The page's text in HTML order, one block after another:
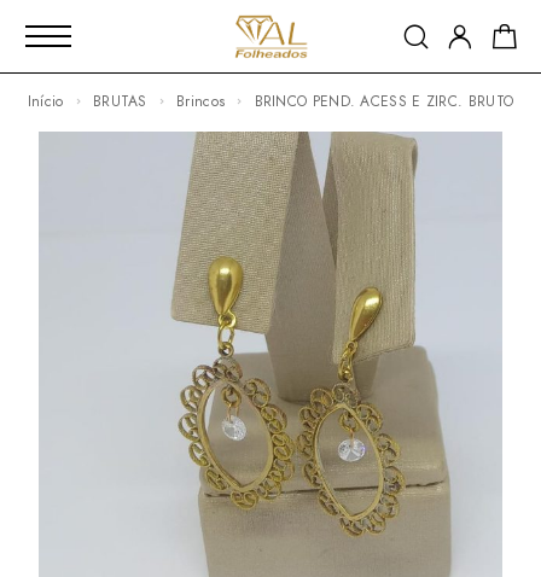
Início BRUTAS Brincos BRINCO PEND. ACESS E ZIRC. BRUTO